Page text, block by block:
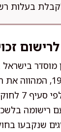
בעלות
מוסדר
המקרקעין, תשכ"ט–1969,
העיקרית
רישומה
שנקבעו